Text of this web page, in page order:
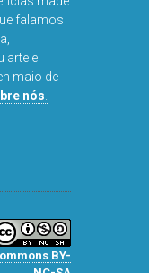
falamos
arte e
maio de
nós
BY-